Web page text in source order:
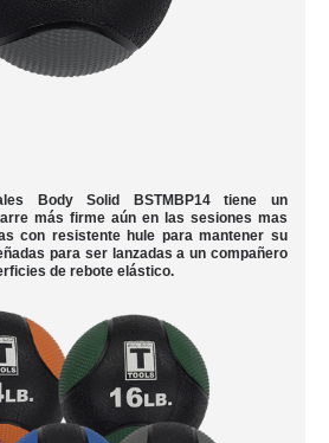
Body Solid BSTMBP14 tiene un
más firme aún en las sesiones mas
con resistente hule para mantener su
para ser lanzadas a un compañero
de rebote elástico.